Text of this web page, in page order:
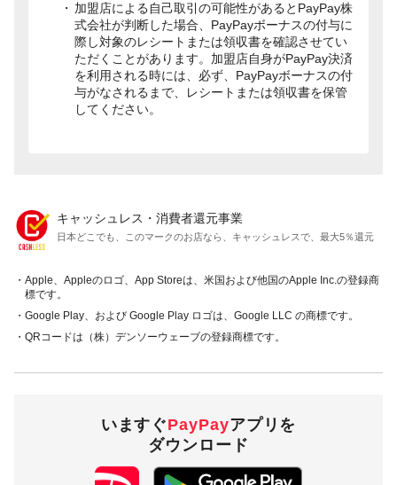
加盟店による自己取引の可能性があるとPayPay株
式会社が判断した場合、PayPayボーナスの付与に
際し対象のレシートまたは領収書を確認させてい
ただくことがあります。加盟店自身がPayPay決済
を利用される時には、必ず、PayPayボーナスの付
与がなされるまで、レシートまたは領収書を保管
してください。
キャッシュレス・消費者還元事業
日本どこでも、このマークのお店なら、キャッシュレスで、最大5％還元
・Apple、Appleのロゴ、App Storeは、米国および他国のApple Inc.の登録商
標です。
・Google Play、および Google Play ロゴは、Google LLC の商標です。
・QRコードは（株）デンソーウェーブの登録商標です。
いますぐPayPayアプリを
ダウンロード